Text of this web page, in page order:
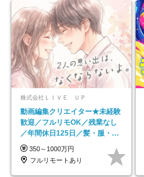
株式会社ＬＩＶＥ ＵＰ
動画編集クリエイター★未経験
歓迎／フルリモOK／残業なし
／年間休日125日／髪・服・ネ
イル自由／研修充実で安心
350～1000万円
フルリモートあり